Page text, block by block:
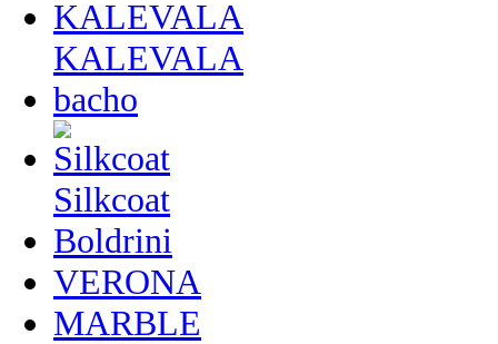
KALEVALA
bacho
Silkcoat
Boldrini
VERONA
MARBLE